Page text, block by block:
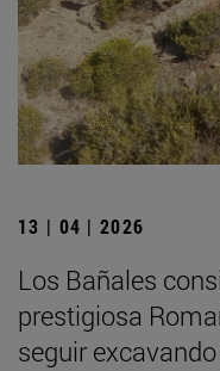
13 | 04 | 2026
Los Bañales
prestigiosa
seguir